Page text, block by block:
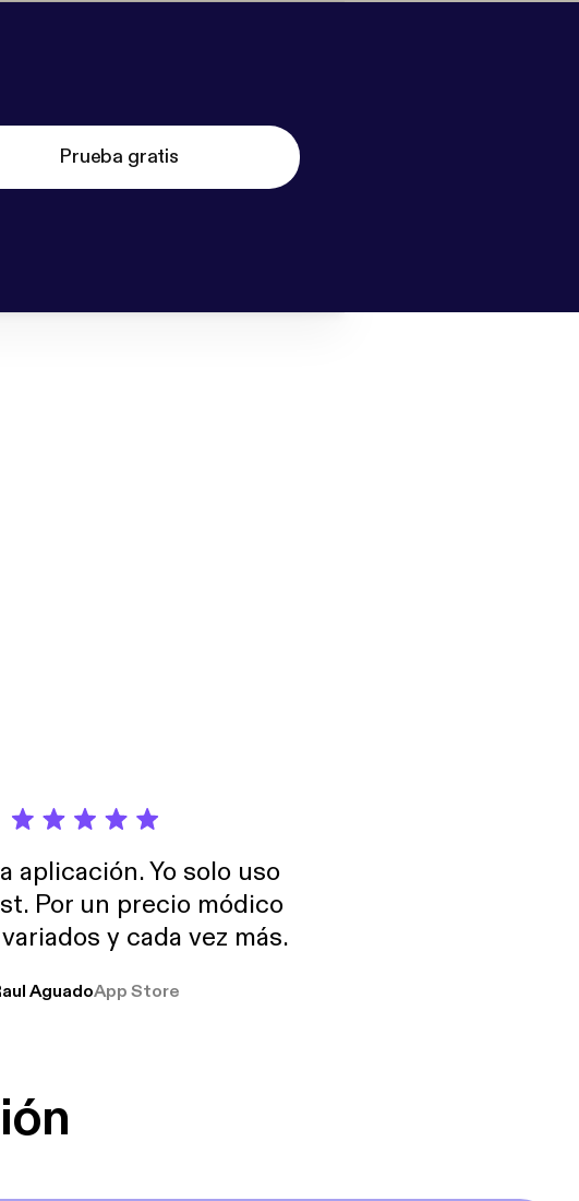
Prueba gratis
aplicación. Yo solo uso
Por un precio módico
y cada vez más.
AguadoApp Store